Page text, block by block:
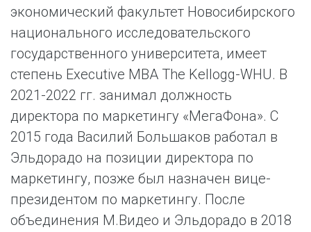
экономический факультет Новосибирского
национального исследовательского
государственного университета, имеет
степень Executive MBA The Kellogg-WHU. В
2021-2022 гг. занимал должность
директора по маркетингу «МегаФона». С
2015 года Василий Большаков работал в
Эльдорадо на позиции директора по
маркетингу, позже был назначен вице-
президентом по маркетингу. После
объединения М.Видео и Эльдорадо в 2018